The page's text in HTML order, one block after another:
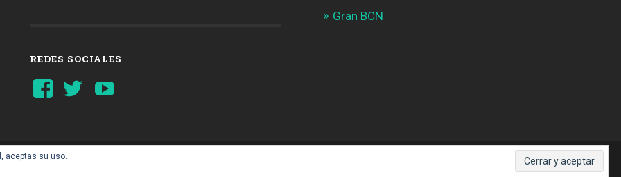
REDES SOCIALES
Ver
perfil
Ver
perfil
Gran BCN
SUBIR ↑
aceptas su uso.